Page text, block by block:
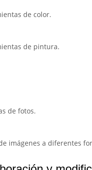
de color.
de pintura.
de fotos.
imágenes a diferentes